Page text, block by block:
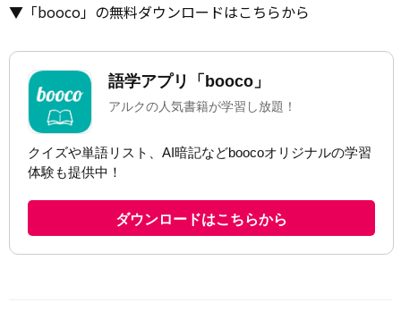
▼「booco」の無料ダウンロードはこちらから